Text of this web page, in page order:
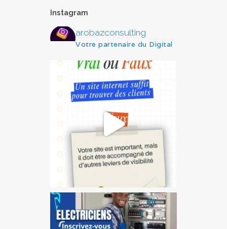
Instagram
arobazconsulting
Votre partenaire du Digital